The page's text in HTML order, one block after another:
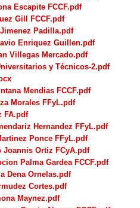
Escapite FCCF.pdf
Gill FCCF.pdf
Padilla.pdf
Enriquez Guillen.pdf
Villegas Mercado.pdf
y Técnicos-2.pdf
Mendias FCCF.pdf
Morales FFyL.pdf
FA.pdf
Hernandez FFyL.pdf
Ponce FFyL.pdf
Ortiz FCyA.pdf
Palma Gardea FCCF.pdf
Dena Ornelas.pdf
Cortes.pdf
Maynez.pdf